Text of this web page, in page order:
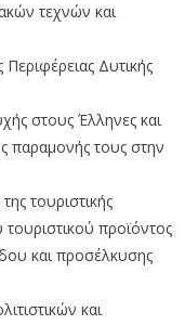
τεχνών και
Δυτικής
στους Έλληνες και
παραμονής τους στην
τουριστικής
τουριστικού προϊόντος
και προσέλκυσης
και